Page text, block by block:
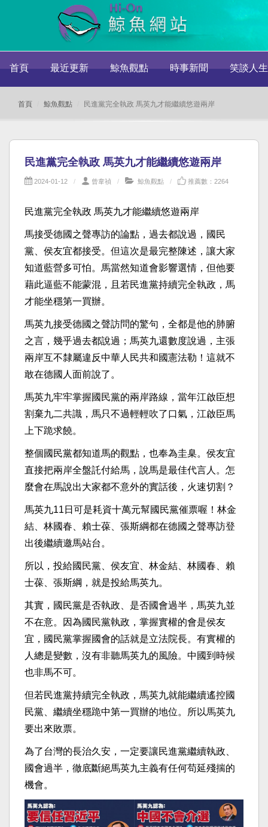
首頁 最近更新 鯨魚觀點 時事新聞 笑談人生
首頁 鯨魚觀點 民進黨完全執政 馬英九才能繼續悠遊兩岸
民進黨完全執政 馬英九才能繼續悠遊兩岸
2024-01-12 曾韋禎 鯨魚觀點 推薦數：2264
民進黨完全執政 馬英九才能繼續悠遊兩岸
馬接受德國之聲專訪的論點，過去都說過，國民
黨、侯友宜都接受。但這次是最完整陳述，讓大家
知道藍營多可怕。馬當然知道會影響選情，但他要
藉此逼藍不能蒙混，且若民進黨持續完全執政，馬
才能坐穩第一買辦。
馬英九接受德國之聲訪問的驚句，全都是他的肺腑
之言，幾乎過去都說過；馬英九還數度說過，主張
兩岸互不隸屬違反中華人民共和國憲法勒！這就不
敢在德國人面前說了。
馬英九牢牢掌握國民黨的兩岸路線，當年江啟臣想
割棄九二共識，馬只不過輕輕吹了口氣，江啟臣馬
上下跪求饒。
整個國民黨都知道馬的觀點，也奉為圭臬。侯友宜
直接把兩岸全盤託付給馬，說馬是最佳代言人。怎
麼會在馬說出大家都不意外的實話後，火速切割？
馬英九11日可是耗資十萬元幫國民黨催票喔！林金
結、林國春、賴士葆、張斯綱都在德國之聲專訪登
出後繼續邀馬站台。
所以，投給國民黨、侯友宜、林金結、林國春、賴
士葆、張斯綱，就是投給馬英九。
其實，國民黨是否執政、是否國會過半，馬英九並
不在意。因為國民黨執政，掌握實權的會是侯友
宜，國民黨掌握國會的話就是立法院長。有實權的
人總是變數，沒有非聽馬英九的風險。中國到時候
也非馬不可。
但若民進黨持續完全執政，馬英九就能繼續遙控國
民黨、繼續坐穩跪中第一買辦的地位。所以馬英九
要出來敗票。
為了台灣的長治久安，一定要讓民進黨繼續執政、
國會過半，徹底斷絕馬英九主義有任何苟延殘揣的
機會。